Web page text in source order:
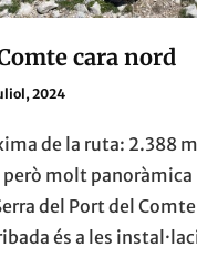
cara nord
2024
de la ruta: 2.388
però molt
del Port del
és a les